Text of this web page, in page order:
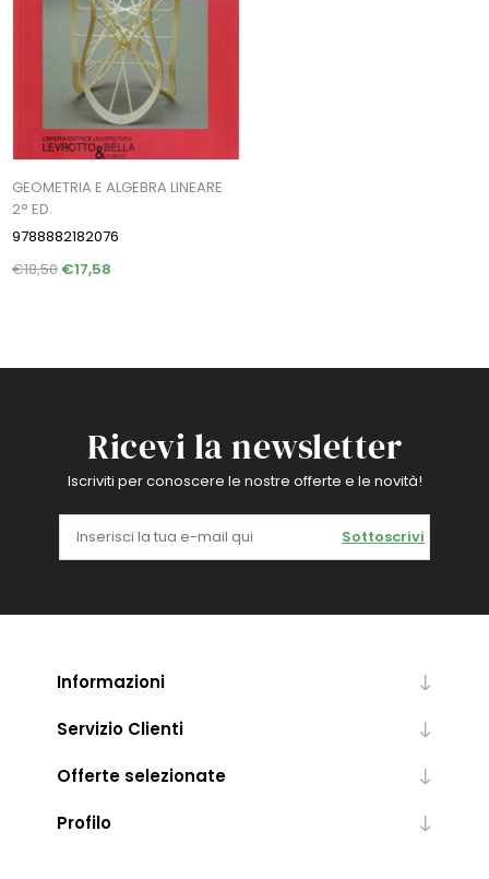
GEOMETRIA E ALGEBRA LINEARE
2° ED.
9788882182076
€18,50 €17,58
Ricevi la newsletter
Iscriviti per conoscere le nostre offerte e le novità!
Sottoscrivi
Informazioni
Servizio Clienti
Offerte selezionate
Profilo